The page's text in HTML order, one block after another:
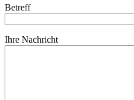
Betreff
Ihre Nachricht